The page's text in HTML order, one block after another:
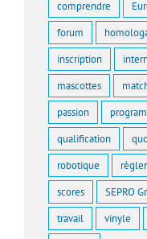
comprendre
forum
inscription
mascottes
passion
qualification
robotique
scores SEPRO
travail vinyle